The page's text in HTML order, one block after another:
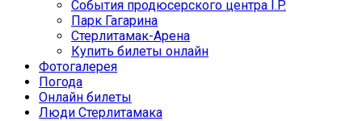
События продюсерского центра I.P.
Парк Гагарина
Стерлитамак-Арена
Купить билеты онлайн
Фотогалерея
Погода
Онлайн билеты
Люди Стерлитамака